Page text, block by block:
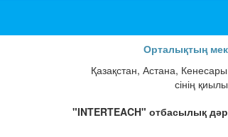
Орталықтың
Қазақстан, Астана, Кенесары
сінің
"INTERTEACH" отбасылық